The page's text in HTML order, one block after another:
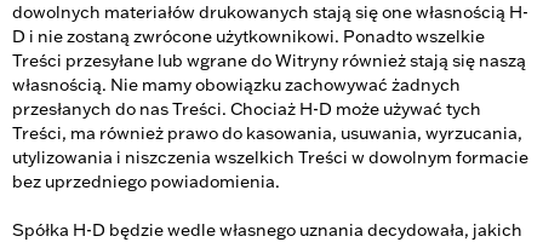
dowolnych materiałów drukowanych stają się one własnością H-
D i nie zostaną zwrócone użytkownikowi. Ponadto wszelkie
Treści przesyłane lub wgrane do Witryny również stają się naszą
własnością. Nie mamy obowiązku zachowywać żadnych
przesłanych do nas Treści. Chociaż H-D może używać tych
Treści, ma również prawo do kasowania, usuwania, wyrzucania,
utylizowania i niszczenia wszelkich Treści w dowolnym formacie
bez uprzedniego powiadomienia.
Spółka H-D będzie wedle własnego uznania decydowała, jakich